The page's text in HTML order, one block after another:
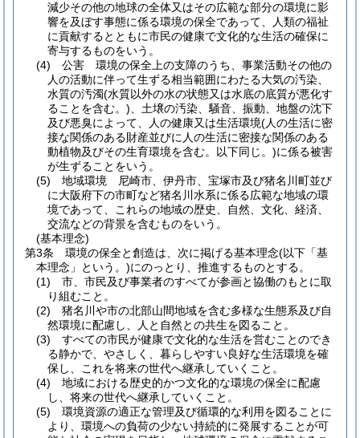
減少その他の地球の全体又はその広範な部分の環境に影
響を及ぼす事態に係る環境の保全であって、人類の福祉
に貢献するとともに市民の健康で文化的な生活の確保に
寄与するものをいう。
(4)
公害 環境の保全上の支障のうち、事業活動その他の
人の活動に伴って生ずる相当範囲にわたる大気の汚染、
水質の汚濁(水質以外の水の状態又は水底の底質が悪化す
ることを含む。) 、土壌の汚染、騒音、振動、地盤の沈下
及び悪臭によって、人の健康又は生活環境(人の生活に密
接な関係のある財産並びに人の生活に密接な関係のある
動植物及びその生育環境を含む。以下同じ。)に係る被害
が生ずることをいう。
(5)
地域環境 尼崎市、伊丹市、宝塚市及び猪名川町並び
に大阪府下の市町など猪名川水系に係る広範な地域の環
境であって、これらの地域の歴史、自然、文化、経済、
交流などの背景を含むものをいう。
(基本理念)
第3条
環境の保全と創造は、次に掲げる基本理念(以下「基
本理念」という。)にのっとり、推進するものとする。
(1)
市、市民及び事業者のすべてが参画と協働のもとに取
り組むこと。
(2)
猪名川や市の北部山間地域を含む多様な生態系及び自
然環境に配慮し、人と自然との共生を図ること。
(3)
すべての市民が健康で文化的な生活を営むことのでき
る静かで、やさしく、暮らしやすい良好な生活環境を確
保し、これを将来の世代へ継承していくこと。
(4)
地域における歴史的かつ文化的な環境の保全に配慮
し、将来の世代へ継承していくこと。
(5)
環境資源の適正な管理及び循環的な利用を図ることに
より、環境への負荷の少ない持続的に発展することが可